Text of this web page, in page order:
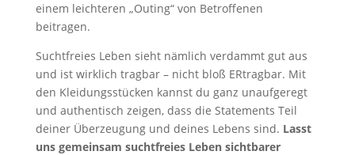
einem leichteren „Outing“ von Betroffenen
beitragen.
Suchtfreies Leben sieht nämlich verdammt gut aus
und ist wirklich tragbar – nicht bloß ERtragbar. Mit
den Kleidungsstücken kannst du ganz unaufgeregt
und authentisch zeigen, dass die Statements Teil
deiner Überzeugung und deines Lebens sind. Lasst
uns gemeinsam suchtfreies Leben sichtbarer